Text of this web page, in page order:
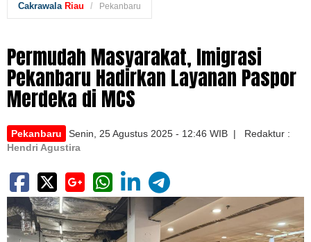
Cakrawala Riau Pekanbaru
Permudah Masyarakat, Imigrasi
Pekanbaru Hadirkan Layanan Paspor
Merdeka di MCS
Pekanbaru
Senin, 25 Agustus 2025 - 12:46 WIB | Redaktur :
Hendri Agustira